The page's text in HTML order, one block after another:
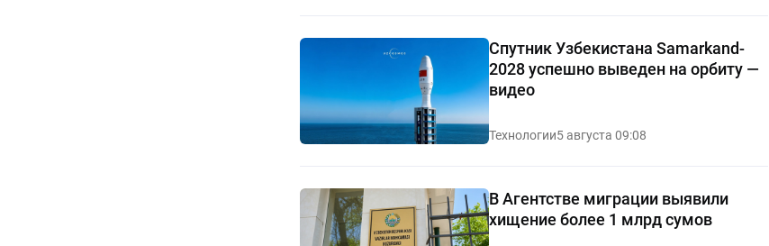
Спутник Узбекистана Samarkand-
2028 успешно выведен на орбиту —
видео
Технологии5 августа 09:08
В Агентстве миграции выявили
хищение более 1 млрд сумов